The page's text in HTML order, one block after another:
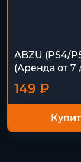
ABZU (PS4/
(Аренда от 7
149 ₽